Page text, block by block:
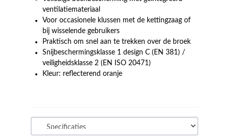
ventilatiemateriaal
Voor occasionele klussen met de kettingzaag of
bij wisselende gebruikers
Praktisch om snel aan te trekken over de broek
Snijbeschermingsklasse 1 design C (EN 381) /
veiligheidsklasse 2 (EN ISO 20471)
Kleur: reflecterend oranje